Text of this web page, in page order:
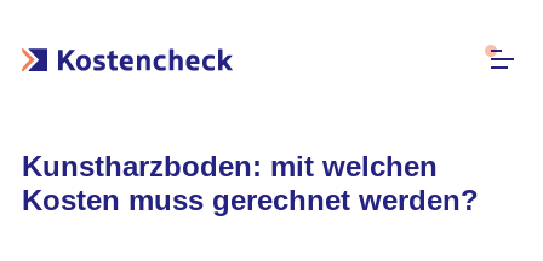
Kunstharzboden: mit welchen
Kosten muss gerechnet werden?